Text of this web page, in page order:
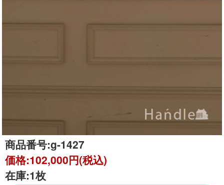
商品番号:g-1427
価格:102,000円(税込)
在庫:1枚